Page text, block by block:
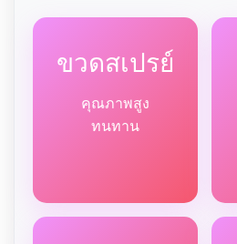
ขวดสเปรย์
คุณภาพสูง
ทนทาน